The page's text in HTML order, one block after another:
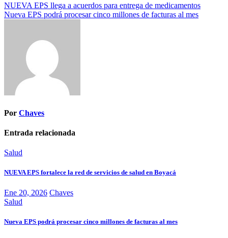
Navegación
de
NUEVA EPS llega a acuerdos para entrega de medicamentos
Nueva EPS podrá procesar cinco millones de facturas al mes
Por Chaves
Entrada relacionada
Salud
NUEVA EPS fortalece la red de servicios de salud en Boyacá
Ene 20, 2026 Chaves
Salud
Nueva EPS podrá procesar cinco millones de facturas al mes